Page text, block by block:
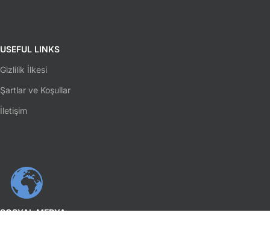
USEFUL LINKS
Gizlilik İlkesi
Şartlar ve Koşullar
İletişim
SOSYAL MEDYA